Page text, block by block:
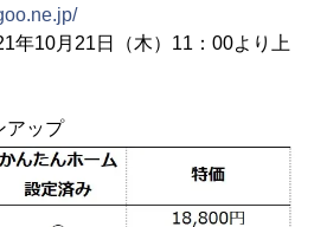
年10月21日（木）11：00より上
アップ